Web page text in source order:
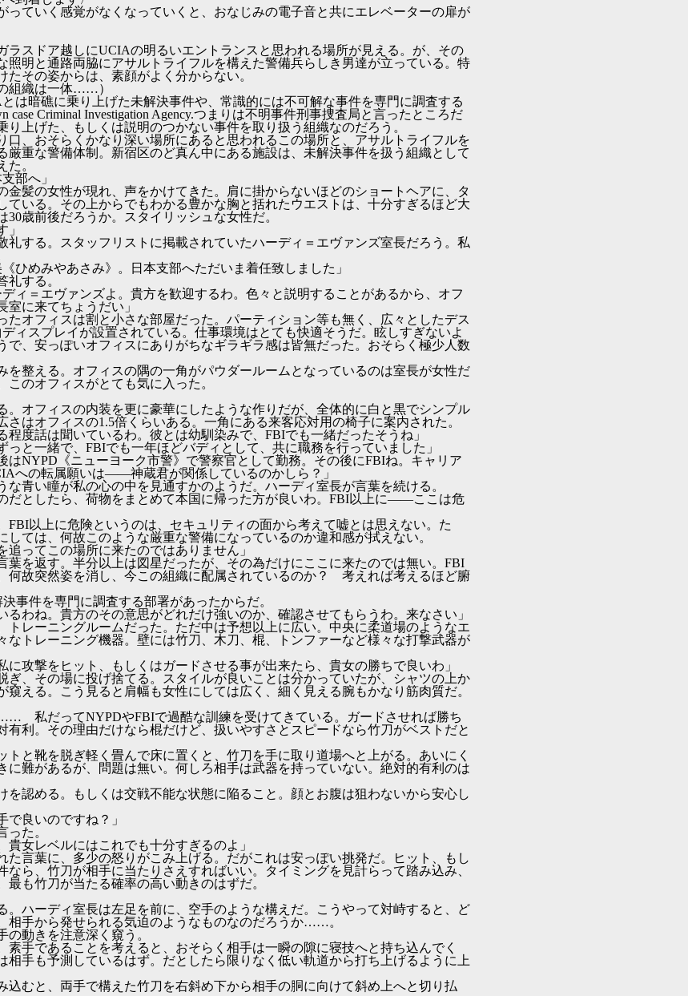
っていく感覚がなくなっていくと、おなじみの電子音と共にエレベーターの扉が
ラスドア越しにUCIAの明るいエントランスと思われる場所が見える。が、その
照明と通路両脇にアサルトライフルを構えた警備兵らしき男達が立っている。特
その姿からは、素顔がよく分からない。
組織は一体……）
は暗礁に乗り上げた未解決事件や、常識的には不可解な事件を専門に調査する
case Criminal Investigation Agency.つまりは不明事件刑事捜査局と言ったところだ
り上げた、もしくは説明のつかない事件を取り扱う組織なのだろう。
口、おそらくかなり深い場所にあると思われるこの場所と、アサルトライフルを
厳重な警備体制。新宿区のど真ん中にある施設は、未解決事件を扱う組織として
た。
部へ」
金髪の女性が現れ、声をかけてきた。肩に掛からないほどのショートヘアに、タ
ている。その上からでもわかる豊かな胸と括れたウエストは、十分すぎるほど大
30歳前後だろうか。スタイリッシュな女性だ。
」
礼する。スタッフリストに掲載されていたハーディ＝エヴァンズ室長だろう。私
ひめみやあさみ》。日本支部へただいま着任致しました」
礼する。
ィ＝エヴァンズよ。貴方を歓迎するわ。色々と説明することがあるから、オフ
室に来てちょうだい」
オフィスは割と小さな部屋だった。パーティション等も無く、広々としたデス
ィスプレイが設置されている。仕事環境はとても快適そうだ。眩しすぎないよ
で、安っぽいオフィスにありがちなギラギラ感は皆無だった。おそらく極少人数
を整える。オフィスの隅の一角がパウダールームとなっているのは室長が女性だ
のオフィスがとても気に入った。
。オフィスの内装を更に豪華にしたような作りだが、全体的に白と黒でシンプル
さはオフィスの1.5倍くらいある。一角にある来客応対用の椅子に案内された。
程度話は聞いているわ。彼とは幼馴染みで、FBIでも一緒だったそうね」
っと一緒で、FBIでも一年ほどバディとして、共に職務を行っていました」
はNYPD《ニューヨーク市警》で警察官として勤務。その後にFBIね。キャリア
の転属願いは――神蔵君が関係しているのかしら？」
な青い瞳が私の心の中を見通すかのようだ。ハーディ室長が言葉を続ける。
だとしたら、荷物をまとめて本国に帰った方が良いわ。FBI以上に――ここは危
FBI以上に危険というのは、セキュリティの面から考えて嘘とは思えない。た
しては、何故このような厳重な警備になっているのか違和感が拭えない。
ってこの場所に来たのではありません」
葉を返す。半分以上は図星だったが、その為だけにここに来たのでは無い。FBI
何故突然姿を消し、今この組織に配属されているのか？ 考えれば考えるほど腑
事件を専門に調査する部署があったからだ。
わね。貴方のその意思がどれだけ強いのか、確認させてもらうわ。来なさい」
トレーニングルームだった。ただ中は予想以上に広い。中央に柔道場のようなエ
なトレーニング機器。壁には竹刀、木刀、棍、トンファーなど様々な打撃武器が
に攻撃をヒット、もしくはガードさせる事が出来たら、貴女の勝ちで良いわ」
ぎ、その場に投げ捨てる。スタイルが良いことは分かっていたが、シャツの上か
窺える。こう見ると肩幅も女性にしては広く、細く見える腕もかなり筋肉質だ。
私だってNYPDやFBIで過酷な訓練を受けてきている。ガードさせれば勝ち
有利。その理由だけなら棍だけど、扱いやすさとスピードなら竹刀がベストだと
トと靴を脱ぎ軽く畳んで床に置くと、竹刀を手に取り道場へと上がる。あいにく
に難があるが、問題は無い。何しろ相手は武器を持っていない。絶対的有利のは
を認める。もしくは交戦不能な状態に陥ること。顔とお腹は狙わないから安心し
良いのですね？」
った。
貴女レベルにはこれでも十分すぎるのよ」
た言葉に、多少の怒りがこみ上げる。だがこれは安っぽい挑発だ。ヒット、もし
なら、竹刀が相手に当たりさえすればいい。タイミングを見計らって踏み込み、
最も竹刀が当たる確率の高い動きのはずだ。
。ハーディ室長は左足を前に、空手のような構えだ。こうやって対峙すると、ど
相手から発せられる気迫のようなものなのだろうか……。
動きを注意深く窺う。
素手であることを考えると、おそらく相手は一瞬の隙に寝技へと持ち込んでく
相手も予測しているはず。だとしたら限りなく低い軌道から打ち上げるように上
込むと、両手で構えた竹刀を右斜め下から相手の胴に向けて斜め上へと切り払